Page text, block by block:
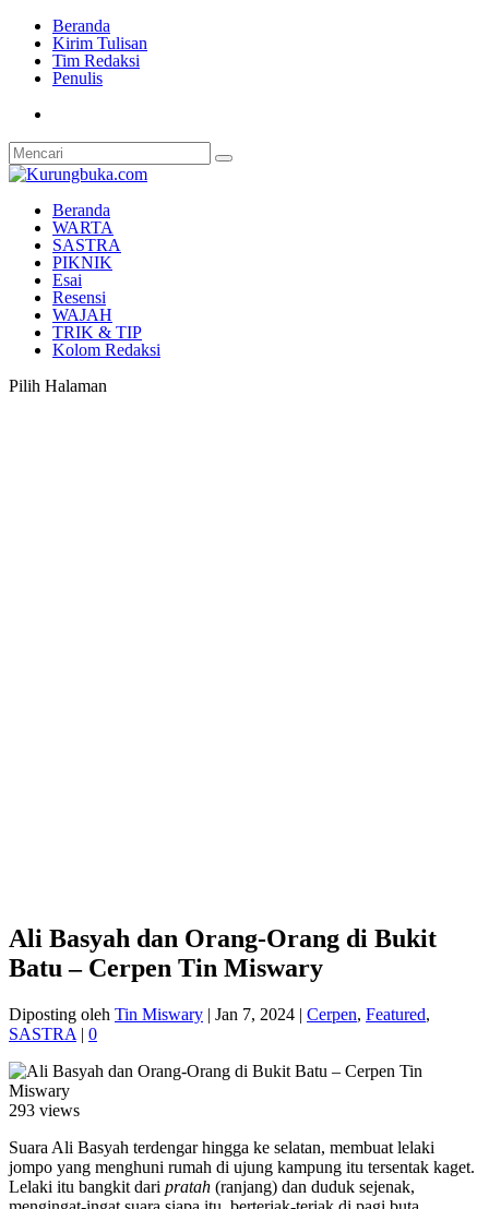
Beranda
Kirim Tulisan
Tim Redaksi
Penulis
Beranda
WARTA
SASTRA
PIKNIK
Esai
Resensi
WAJAH
TRIK & TIP
Kolom Redaksi
Pilih Halaman
Ali Basyah dan Orang-Orang di Bukit
Batu – Cerpen Tin Miswary
Diposting oleh Tin Miswary | Jan 7, 2024 | Cerpen, Featured,
SASTRA | 0
293 views
Suara Ali Basyah terdengar hingga ke selatan, membuat lelaki
jompo yang menghuni rumah di ujung kampung itu tersentak kaget.
Lelaki itu bangkit dari pratah (ranjang) dan duduk sejenak,